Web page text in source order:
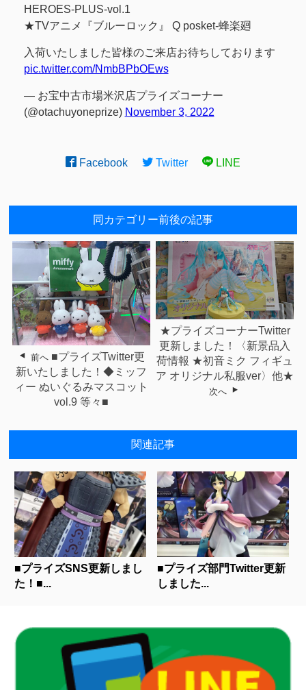
HEROES-PLUS-vol.1
★TVアニメ『ブルーロック』 Q posket-蜂楽廻
入荷いたしました皆様のご来店お待ちしております
pic.twitter.com/NmbBPbOEws
— お宝中古市場米沢店プライズコーナー
(@otachuyoneprize) November 3, 2022
Facebook Twitter LINE
同カテゴリー前後の記事
前へ ■プライズTwitter更
新いたしました！◆ミッフ
ィー ぬいぐるみマスコット
vol.9 等々■
★プライズコーナーTwitter
更新しました！〈新景品入
荷情報 ★初音ミク フィギュ
ア オリジナル私服ver〉他★
次へ
関連記事
■プライズSNS更新しまし
た！■...
■プライズ部門Twitter更新
しました...